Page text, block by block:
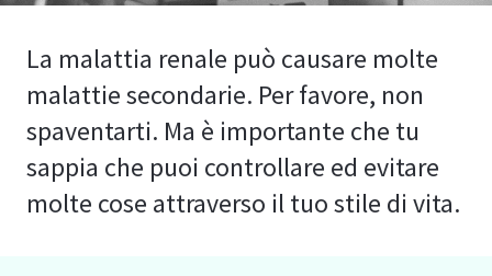
La malattia renale può causare molte
malattie secondarie. Per favore, non
spaventarti. Ma è importante che tu
sappia che puoi controllare ed evitare
molte cose attraverso il tuo stile di vita.